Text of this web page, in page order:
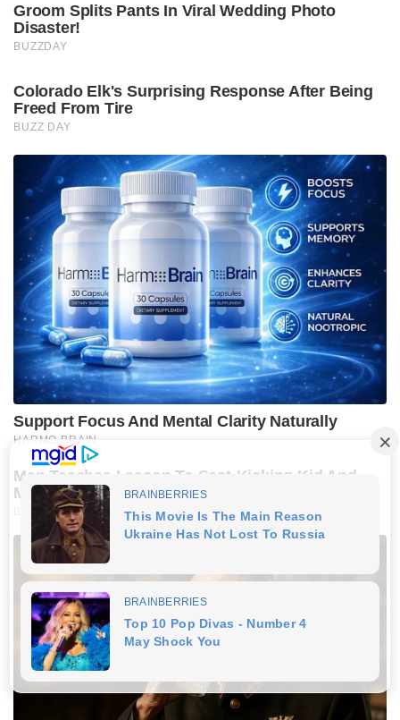
Groom Splits Pants In Viral Wedding Photo
Disaster!
BUZZDAY
Colorado Elk's Surprising Response After Being
Freed From Tire
BUZZ DAY
Support Focus And Mental Clarity Naturally
HARMO BRAIN
Man Teaches Lesson To Seat-Kicking Kid And
Mom – Watch!
BUZZDAY